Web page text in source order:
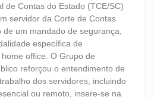
de Contas do Estado (TCE/SC)
servidor da Corte de Contas
um mandado de segurança,
específica de
office. O Grupo de
reforçou o entendimento de
dos servidores, incluindo
ou remoto, insere-se na